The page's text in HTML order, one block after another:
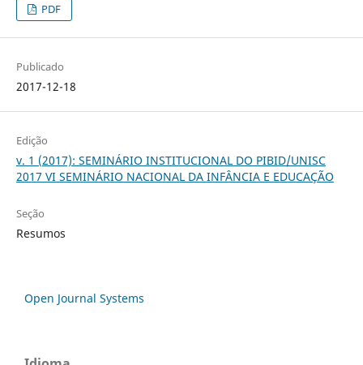
PDF
Publicado
2017-12-18
Edição
v. 1 (2017): SEMINÁRIO INSTITUCIONAL DO PIBID/UNISC
2017 VI SEMINÁRIO NACIONAL DA INFÂNCIA E EDUCAÇÃO
Seção
Resumos
Open Journal Systems